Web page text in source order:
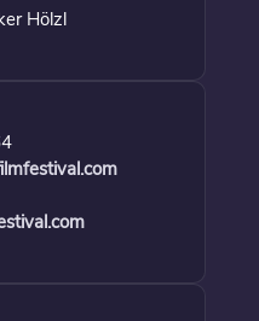
Hölzl